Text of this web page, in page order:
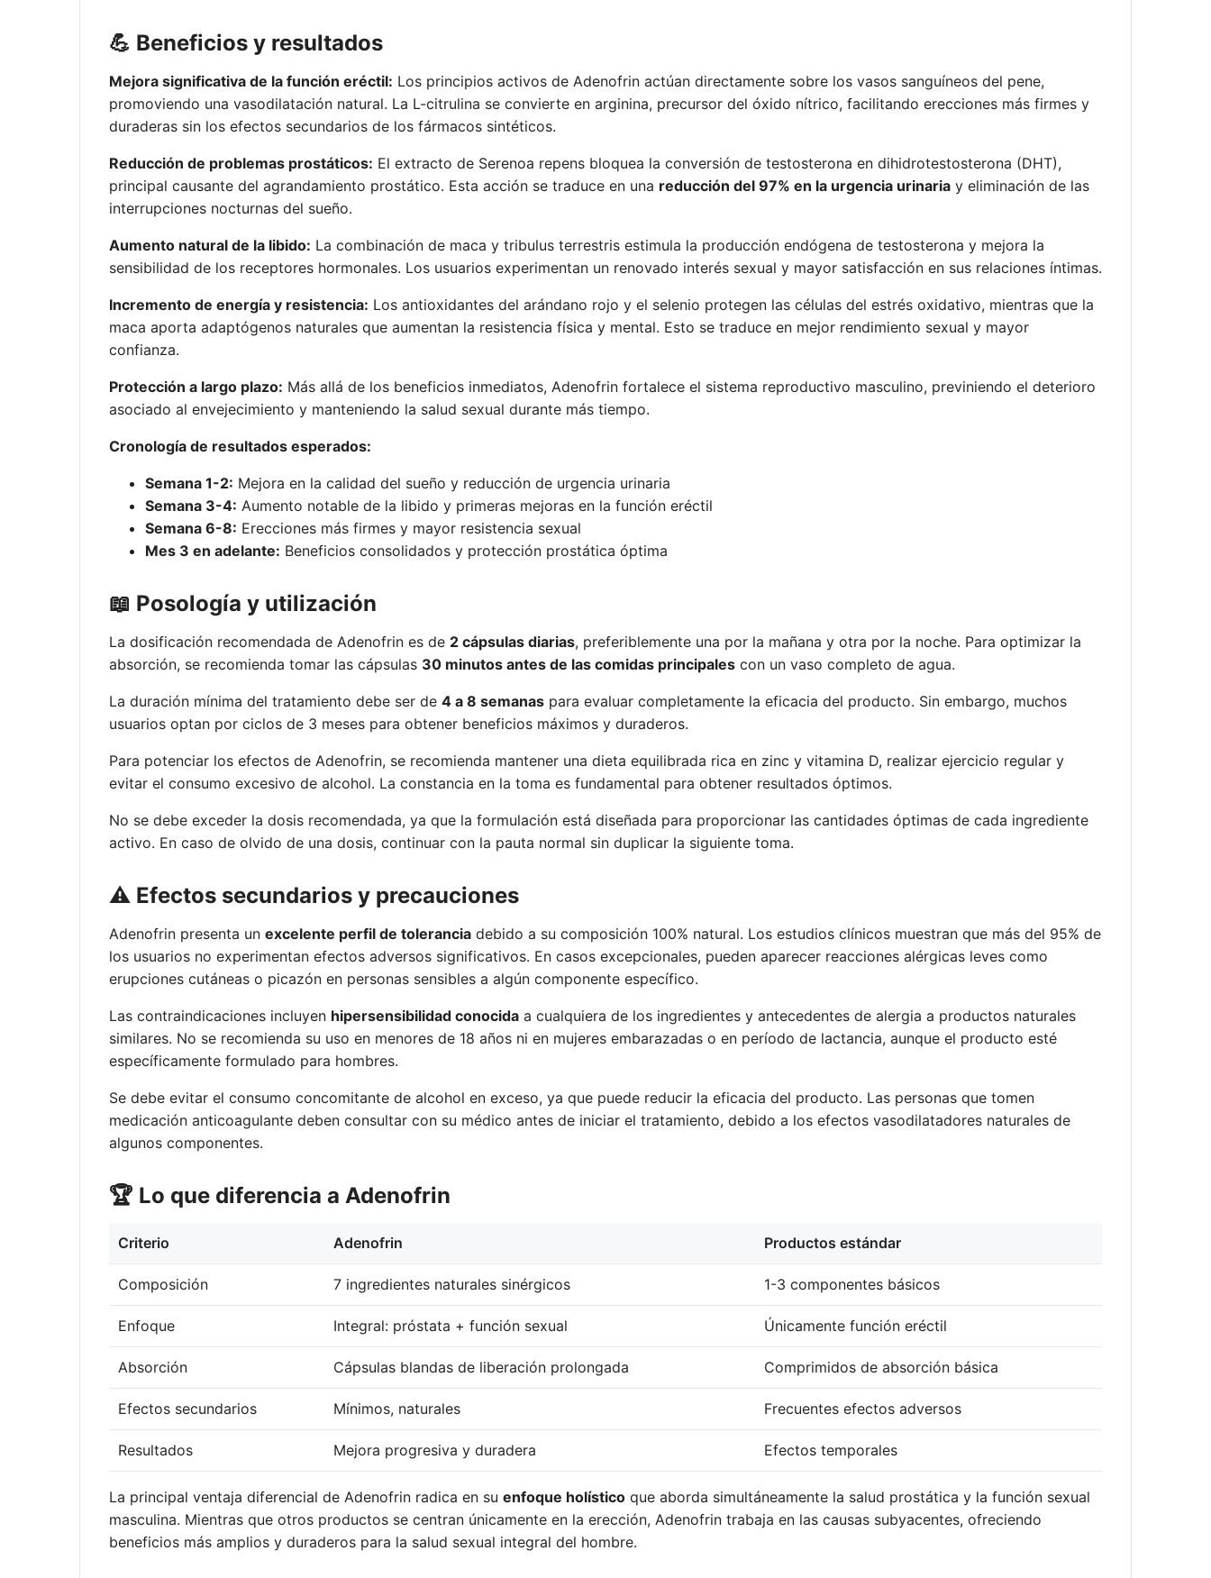
💪 Beneficios y resultados
Mejora significativa de la función eréctil: Los principios activos de Adenofrin actúan directamente sobre los vasos sanguíneos del pene,
promoviendo una vasodilatación natural. La L-citrulina se convierte en arginina, precursor del óxido nítrico, facilitando erecciones más firmes y
duraderas sin los efectos secundarios de los fármacos sintéticos.
Reducción de problemas prostáticos: El extracto de Serenoa repens bloquea la conversión de testosterona en dihidrotestosterona (DHT),
principal causante del agrandamiento prostático. Esta acción se traduce en una reducción del 97% en la urgencia urinaria y eliminación de las
interrupciones nocturnas del sueño.
Aumento natural de la libido: La combinación de maca y tribulus terrestris estimula la producción endógena de testosterona y mejora la
sensibilidad de los receptores hormonales. Los usuarios experimentan un renovado interés sexual y mayor satisfacción en sus relaciones íntimas.
Incremento de energía y resistencia: Los antioxidantes del arándano rojo y el selenio protegen las células del estrés oxidativo, mientras que la
maca aporta adaptógenos naturales que aumentan la resistencia física y mental. Esto se traduce en mejor rendimiento sexual y mayor
confianza.
Protección a largo plazo: Más allá de los beneficios inmediatos, Adenofrin fortalece el sistema reproductivo masculino, previniendo el deterioro
asociado al envejecimiento y manteniendo la salud sexual durante más tiempo.
Cronología de resultados esperados:
Semana 1-2: Mejora en la calidad del sueño y reducción de urgencia urinaria
Semana 3-4: Aumento notable de la libido y primeras mejoras en la función eréctil
Semana 6-8: Erecciones más firmes y mayor resistencia sexual
Mes 3 en adelante: Beneficios consolidados y protección prostática óptima
📖 Posología y utilización
La dosificación recomendada de Adenofrin es de 2 cápsulas diarias, preferiblemente una por la mañana y otra por la noche. Para optimizar la
absorción, se recomienda tomar las cápsulas 30 minutos antes de las comidas principales con un vaso completo de agua.
La duración mínima del tratamiento debe ser de 4 a 8 semanas para evaluar completamente la eficacia del producto. Sin embargo, muchos
usuarios optan por ciclos de 3 meses para obtener beneficios máximos y duraderos.
Para potenciar los efectos de Adenofrin, se recomienda mantener una dieta equilibrada rica en zinc y vitamina D, realizar ejercicio regular y
evitar el consumo excesivo de alcohol. La constancia en la toma es fundamental para obtener resultados óptimos.
No se debe exceder la dosis recomendada, ya que la formulación está diseñada para proporcionar las cantidades óptimas de cada ingrediente
activo. En caso de olvido de una dosis, continuar con la pauta normal sin duplicar la siguiente toma.
⚠️ Efectos secundarios y precauciones
Adenofrin presenta un excelente perfil de tolerancia debido a su composición 100% natural. Los estudios clínicos muestran que más del 95% de
los usuarios no experimentan efectos adversos significativos. En casos excepcionales, pueden aparecer reacciones alérgicas leves como
erupciones cutáneas o picazón en personas sensibles a algún componente específico.
Las contraindicaciones incluyen hipersensibilidad conocida a cualquiera de los ingredientes y antecedentes de alergia a productos naturales
similares. No se recomienda su uso en menores de 18 años ni en mujeres embarazadas o en período de lactancia, aunque el producto esté
específicamente formulado para hombres.
Se debe evitar el consumo concomitante de alcohol en exceso, ya que puede reducir la eficacia del producto. Las personas que tomen
medicación anticoagulante deben consultar con su médico antes de iniciar el tratamiento, debido a los efectos vasodilatadores naturales de
algunos componentes.
🏆 Lo que diferencia a Adenofrin
Criterio Adenofrin Productos estándar
Composición 7 ingredientes naturales sinérgicos 1-3 componentes básicos
Enfoque Integral: próstata + función sexual Únicamente función eréctil
Absorción Cápsulas blandas de liberación prolongada Comprimidos de absorción básica
Efectos secundarios Mínimos, naturales Frecuentes efectos adversos
Resultados Mejora progresiva y duradera Efectos temporales
La principal ventaja diferencial de Adenofrin radica en su enfoque holístico que aborda simultáneamente la salud prostática y la función sexual
masculina. Mientras que otros productos se centran únicamente en la erección, Adenofrin trabaja en las causas subyacentes, ofreciendo
beneficios más amplios y duraderos para la salud sexual integral del hombre.